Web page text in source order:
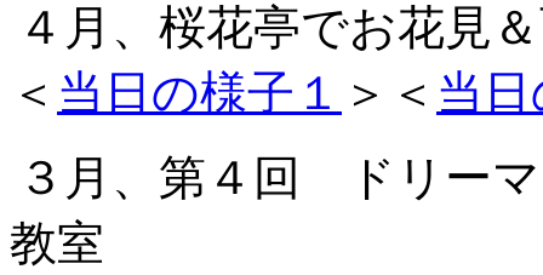
４月、桜花亭でお花見
＜ 当日の様子１ ＞＜ 当
３月、第４回 ドリー
教室